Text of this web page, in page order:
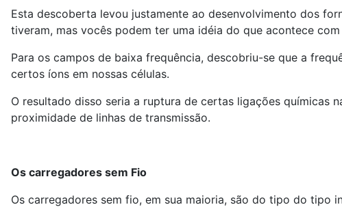
Esta descoberta levou justamente ao desenvolvimento dos
tiveram, mas vocês podem ter uma idéia do que acontece
Para os campos de baixa frequência, descobriu-se que a
certos íons em nossas células.
O resultado disso seria a ruptura de certas ligações químicas
proximidade de linhas de transmissão.
Os carregadores sem Fio
Os carregadores sem fio, em sua maioria, são do tipo do tipo